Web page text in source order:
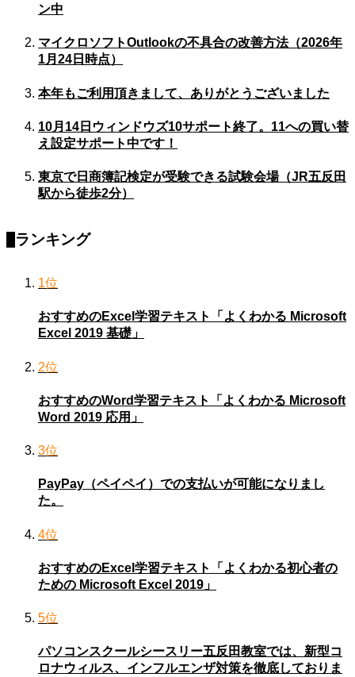
ン中
マイクロソフトOutlookの不具合の改善方法（2026年
1月24日時点）
本年もご利用頂きまして、ありがとうございました
10月14日ウィンドウズ10サポート終了。11への買い替
え設定サポート中です！
東京で日商簿記検定が受験できる試験会場（JR五反田
駅から徒歩2分）
ランキング
1位
おすすめのExcel学習テキスト「よくわかる Microsoft
Excel 2019 基礎」
2位
おすすめのWord学習テキスト「よくわかる Microsoft
Word 2019 応用」
3位
PayPay（ペイペイ）での支払いが可能になりまし
た。
4位
おすすめのExcel学習テキスト「よくわかる初心者の
ための Microsoft Excel 2019」
5位
パソコンスクールシースリー五反田教室では、新型コ
ロナウィルス、インフルエンザ対策を徹底しておりま